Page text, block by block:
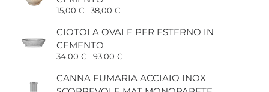
15,00 €-38,00 €Fascia
prezzo:
da
a
CIOTOLA OVALE PER ESTERNO IN
CEMENTO
34,00 €-93,00 €Fascia
prezzo:
da
CANNA FUMARIA ACCIAIO INOX